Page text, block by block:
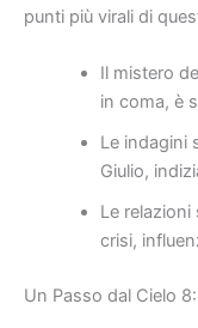
punti più virali di
Il mistero
in coma, è
Le indagini
Giulio,
Le
crisi,
Un Passo dal Cielo